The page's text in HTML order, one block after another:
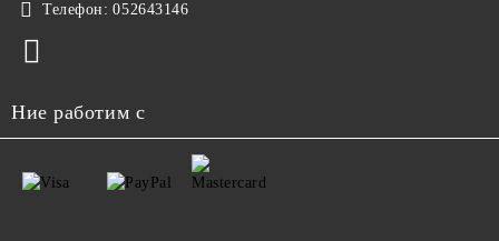
Телефон: 052643146
Ние работим с